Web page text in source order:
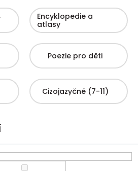
Encyklopedie a
atlasy
Poezie pro děti
Cizojazyčné (7-11)